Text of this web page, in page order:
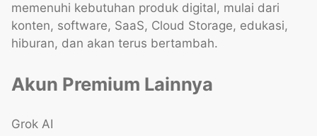
memenuhi kebutuhan produk digital, mulai dari
konten, software, SaaS, Cloud Storage, edukasi,
hiburan, dan akan terus bertambah.
Akun Premium Lainnya
Grok AI